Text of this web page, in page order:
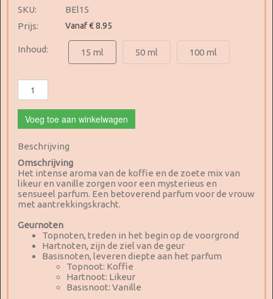
SKU:
BEl15
Prijs:
Vanaf € 8.95
Inhoud: 15 ml 50 ml 100 ml
Voeg toe aan winkelwagen
Beschrijving
Omschrijving
Het intense aroma van de koffie en de zoete mix van
likeur en vanille zorgen voor een mysterieus en
sensueel parfum. Een betoverend parfum voor de vrouw
met aantrekkingskracht.
Geurnoten
Topnoten, treden in het begin op de voorgrond
Hartnoten, zijn de ziel van de geur
Basisnoten, leveren diepte aan het parfum
Topnoot: Koffie
Hartnoot: Likeur
Basisnoot: Vanille